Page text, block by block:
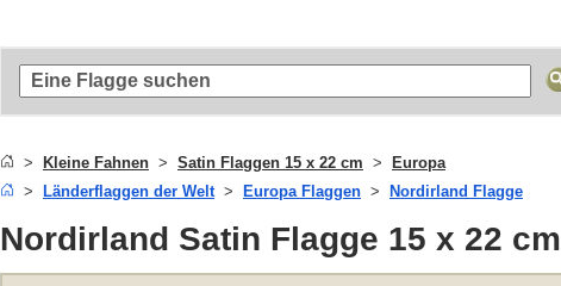
Kleine Fahnen Satin Flaggen 15 x 22 cm
Europa
Länderflaggen der Welt
Europa Flaggen Nordirland Flagge
Nordirland Satin Flagge 15 x 22 cm